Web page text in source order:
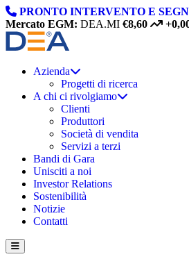
Skip to content
PRONTO INTERVENTO E
Mercato EGM: DEA.MI €8,60
Azienda
Progetti di ricerca
A chi ci rivolgiamo
Clienti
Produttori
Società di vendita
Servizi a terzi
Bandi di Gara
Unisciti a noi
Investor Relations
Sostenibilità
Notizie
Contatti